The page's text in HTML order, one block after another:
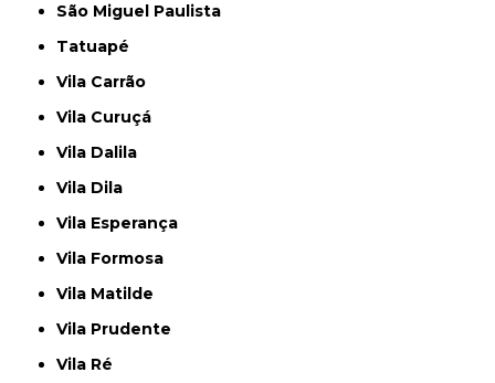
São Miguel Paulista
Tatuapé
Vila Carrão
Vila Curuçá
Vila Dalila
Vila Dila
Vila Esperança
Vila Formosa
Vila Matilde
Vila Prudente
Vila Ré